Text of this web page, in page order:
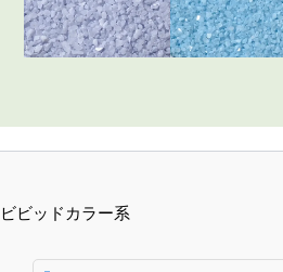
ビビッドカラー系